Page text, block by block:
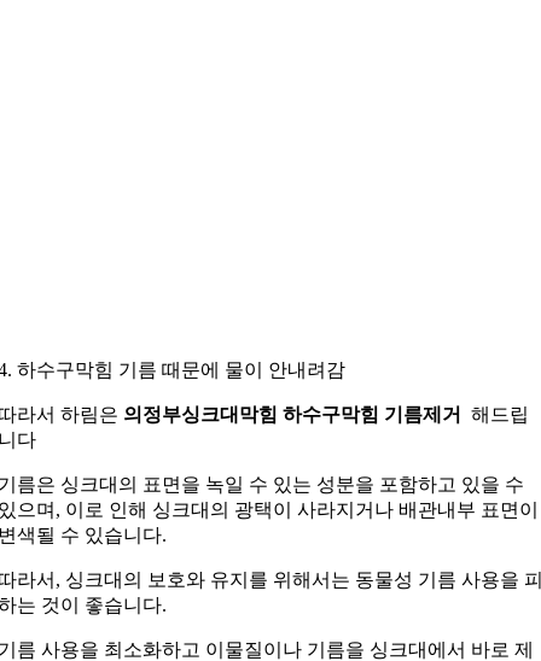
하수구막힘 기름 때문에 물이 안내려감
라서 하림은 의정부싱크대막힘 하수구막힘 기름제거
해드립
다
름은 싱크대의 표면을 녹일 수 있는 성분을 포함하고 있을 수
으며, 이로 인해 싱크대의 광택이 사라지거나 배관내부 표면이
색될 수 있습니다.
라서, 싱크대의 보호와 유지를 위해서는 동물성 기름 사용을
는 것이 좋습니다.
름 사용을 최소화하고 이물질이나 기름을 싱크대에서 바로 제